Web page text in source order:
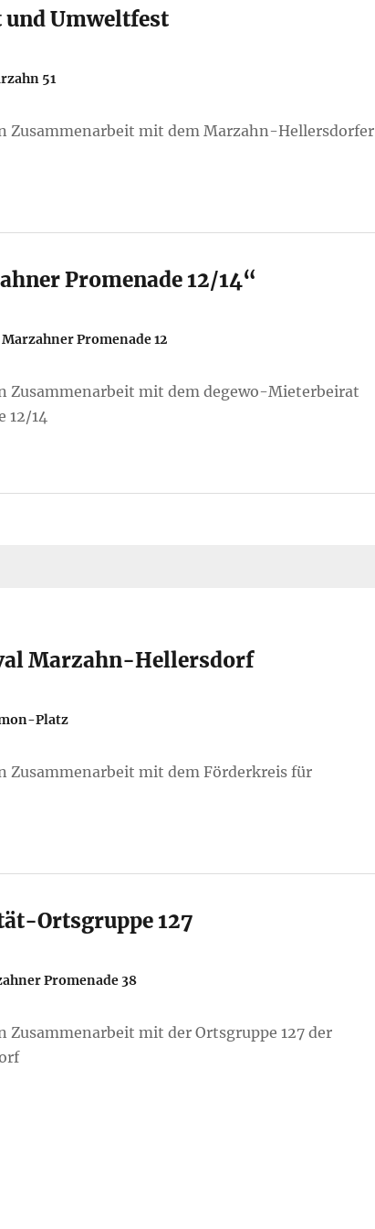
Umweltfest
51
Zusammenarbeit mit dem Marzahn-Hellersdorfer
Promenade 12/14“
Marzahner Promenade 12
Zusammenarbeit mit dem degewo-Mieterbeirat
12/14
Marzahn-Hellersdorf
Platz
Zusammenarbeit mit dem Förderkreis für
Ortsgruppe 127
Promenade 38
mit der Ortsgruppe 127 der